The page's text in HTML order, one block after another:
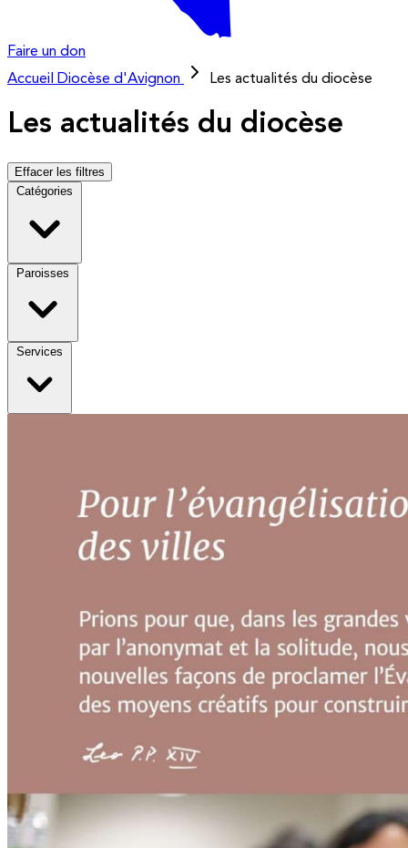
Faire un don
Accueil
Diocèse d'Avignon Les actualités du diocèse
Les actualités du diocèse
Effacer les filtres
Catégories
Paroisses
Services